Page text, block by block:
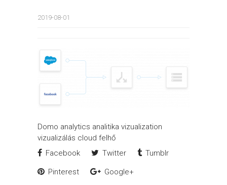
2019-08-01
Domo analytics analitika vizualization
vizualizálás cloud felhő
Facebook
Twitter Tumblr
Pinterest Google+